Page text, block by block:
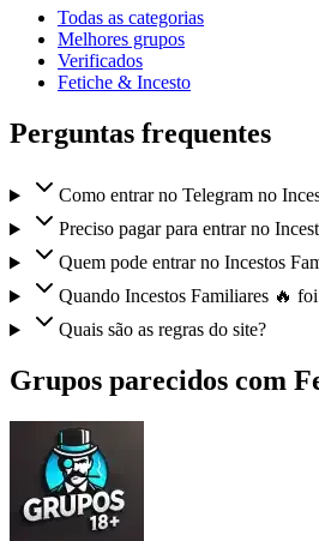
Todas as categorias
Melhores grupos
Verificados
Fetiche & Incesto
Perguntas frequentes
Como entrar no Telegram no
Preciso pagar para entrar no
Quem pode entrar no Incestos
Quando Incestos Familiares 🔥
Quais são as regras do site?
Grupos parecidos com